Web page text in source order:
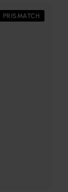
PRISMATCH